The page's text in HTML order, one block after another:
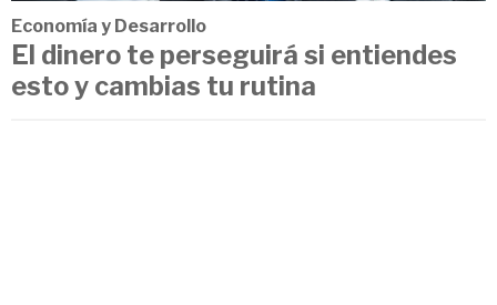
Economía y Desarrollo
El dinero te perseguirá si entiendes
esto y cambias tu rutina